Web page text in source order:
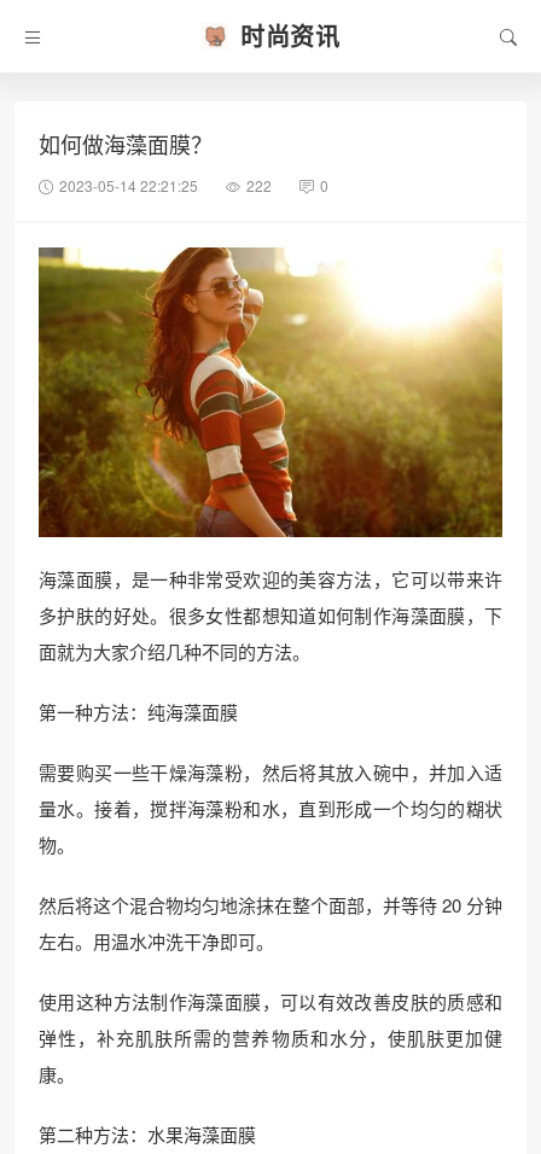
时尚资讯
如何做海藻面膜？
2023-05-14 22:21:25 222 0
海藻面膜，是一种非常受欢迎的美容方法，它可以带来许
多护肤的好处。很多女性都想知道如何制作海藻面膜，下
面就为大家介绍几种不同的方法。
第一种方法：纯海藻面膜
需要购买一些干燥海藻粉，然后将其放入碗中，并加入适
量水。接着，搅拌海藻粉和水，直到形成一个均匀的糊状
物。
然后将这个混合物均匀地涂抹在整个面部，并等待 20 分钟
左右。用温水冲洗干净即可。
使用这种方法制作海藻面膜，可以有效改善皮肤的质感和
弹性，补充肌肤所需的营养物质和水分，使肌肤更加健
康。
第二种方法：水果海藻面膜